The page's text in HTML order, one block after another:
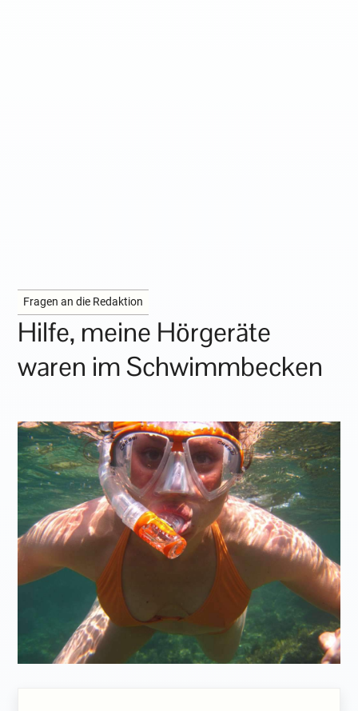
Fragen an die Redaktion
Hilfe, meine Hörgeräte
waren im Schwimmbecken